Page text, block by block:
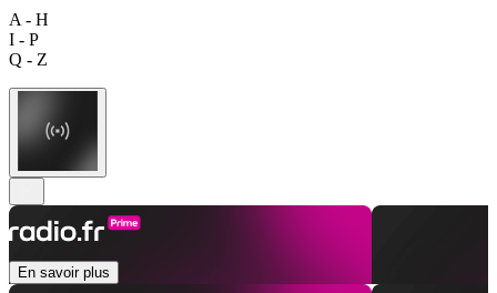
A - H
I - P
Q - Z
En savoir plus